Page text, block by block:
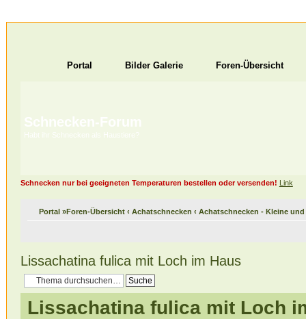
Portal Bilder Galerie Foren-Übersicht
Schnecken-Forum
Habt ihr Schnecken als Haustiere?
Schnecken nur bei geeigneten Temperaturen bestellen oder versenden! Link
Portal»Foren-Übersicht ‹ Achatschnecken ‹ Achatschnecken - Kleine
Lissachatina fulica mit Loch im Haus
Lissachatina fulica mit Loch